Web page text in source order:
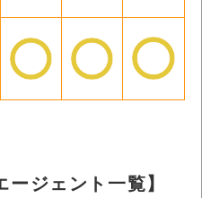
ージェント一覧】